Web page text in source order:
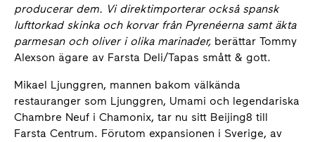
producerar dem. Vi direktimporterar också spansk
lufttorkad skinka och korvar från Pyrenéerna samt äkta
parmesan och oliver i olika marinader, berättar Tommy
Alexson ägare av Farsta Deli/Tapas smått & gott.
Mikael Ljunggren, mannen bakom välkända
restauranger som Ljunggren, Umami och legendariska
Chambre Neuf i Chamonix, tar nu sitt Beijing8 till
Farsta Centrum. Förutom expansionen i Sverige, av